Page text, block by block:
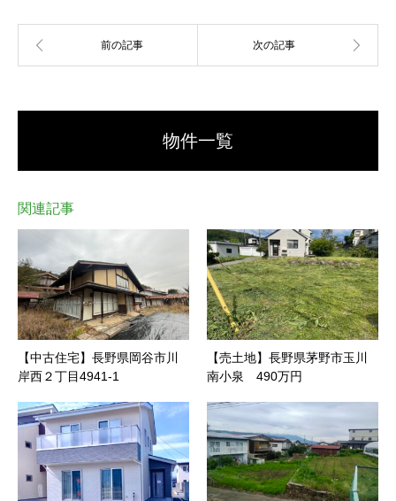
物件一覧
関連記事
【中古住宅】長野県岡谷市川
岸西２丁目4941-1
【売土地】長野県茅野市玉川
南小泉 490万円